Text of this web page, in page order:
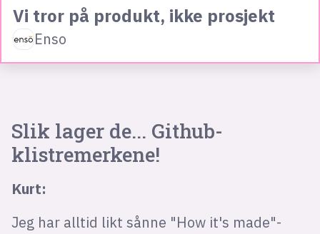
Vi tror på produkt, ikke prosjekt
Enso
Slik lager de... Github-
klistremerkene!
Kurt:
Jeg har alltid likt sånne "How it's made"-